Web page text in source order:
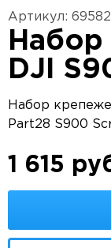
Артикул:
DJI
Набор
Part28 S900
1 615